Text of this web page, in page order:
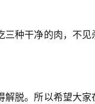
种干净的肉，不见
解脱。所以希望大家